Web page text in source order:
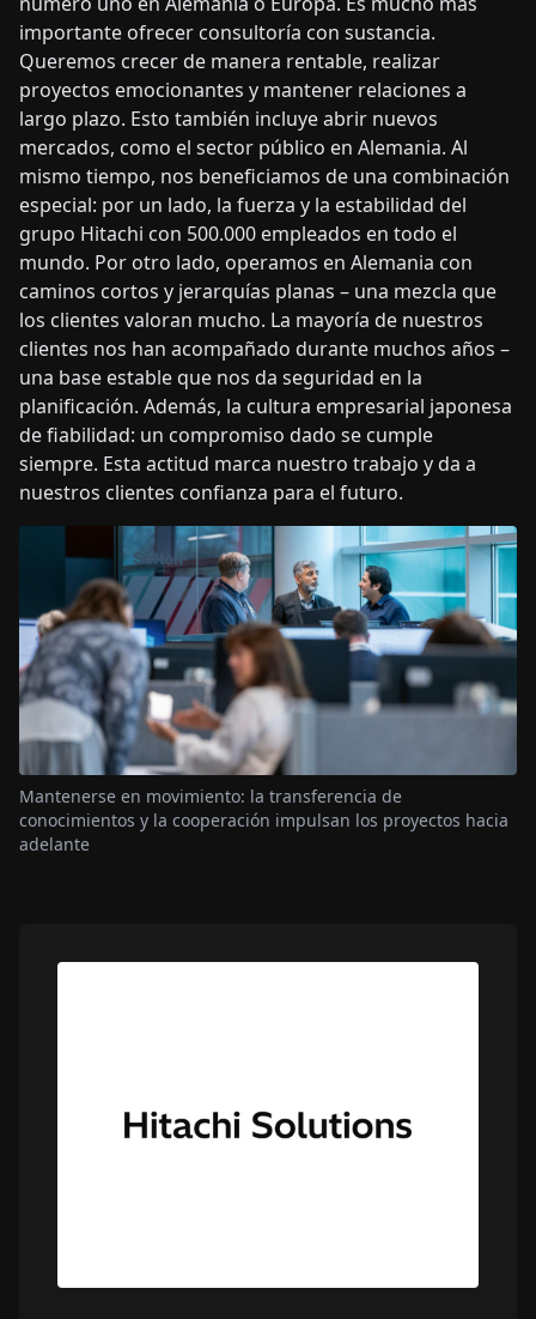
importante ofrecer consultoría con sustancia.
Queremos crecer de manera rentable, realizar
proyectos emocionantes y mantener relaciones a
largo plazo. Esto también incluye abrir nuevos
mercados, como el sector público en Alemania. Al
mismo tiempo, nos beneficiamos de una combinación
especial: por un lado, la fuerza y la estabilidad del
grupo Hitachi con 500.000 empleados en todo el
mundo. Por otro lado, operamos en Alemania con
caminos cortos y jerarquías planas – una mezcla que
los clientes valoran mucho. La mayoría de nuestros
clientes nos han acompañado durante muchos años –
una base estable que nos da seguridad en la
planificación. Además, la cultura empresarial japonesa
de fiabilidad: un compromiso dado se cumple
siempre. Esta actitud marca nuestro trabajo y da a
nuestros clientes confianza para el futuro.
Mantenerse en movimiento: la transferencia de
conocimientos y la cooperación impulsan los proyectos hacia
adelante